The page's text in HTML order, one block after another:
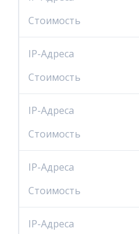
Стоимость
IP-Адреса
Стоимость
IP-Адреса
Стоимость
IP-Адреса
Стоимость
IP-Адреса